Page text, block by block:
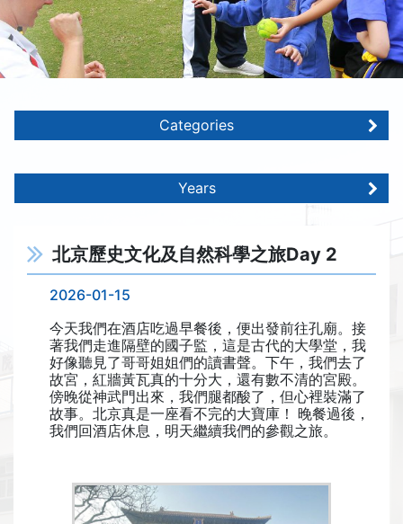
Categories
Years
北京歷史文化及自然科學之旅Day 2
2026-01-15
今天我們在酒店吃過早餐後，便出發前往孔廟。接
著我們走進隔壁的國子監，這是古代的大學堂，我
好像聽見了哥哥姐姐們的讀書聲。下午，我們去了
故宮，紅牆黃瓦真的十分大，還有數不清的宮殿。
傍晚從神武門出來，我們腿都酸了，但心裡裝滿了
故事。北京真是一座看不完的大寶庫！ 晚餐過後，
我們回酒店休息，明天繼續我們的參觀之旅。